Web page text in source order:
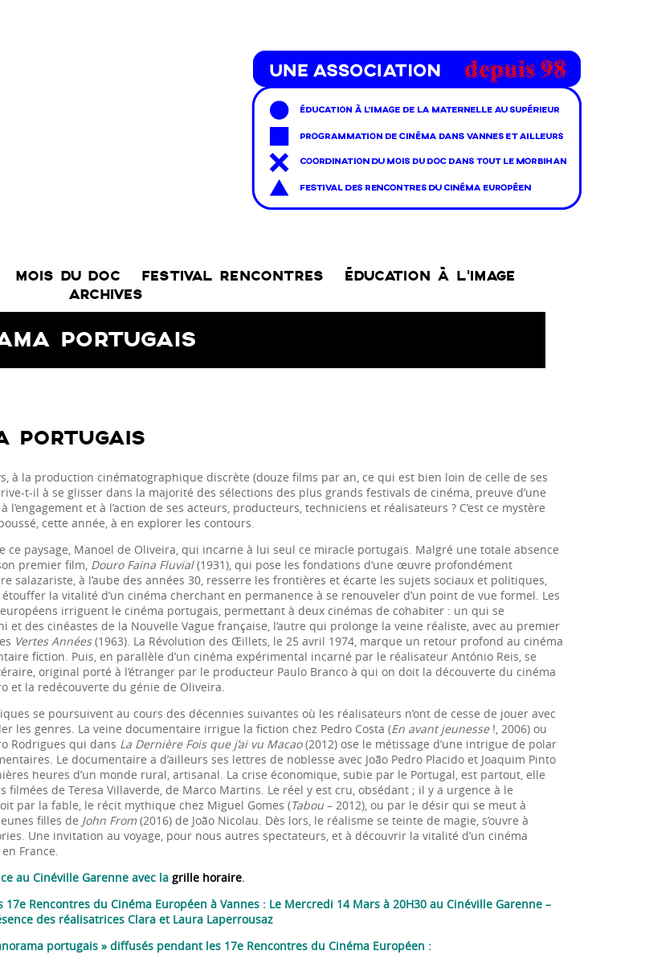
MOIS DU DOC FESTIVAL RENCONTRES
ÉDUCATION À L’IMAGE
ARCHIVES
PORTUGAIS
PORTUGAIS
à la production cinématographique discrète (douze films par an, ce qui est bien loin de celle de ses
t-il à se glisser dans la majorité des sélections des plus grands festivals de cinéma, preuve d’une
l’engagement et à l’action de ses acteurs, producteurs, techniciens et réalisateurs ? C’est ce mystère
cette année, à en explorer les contours.
ce paysage, Manoel de Oliveira, qui incarne à lui seul ce miracle portugais. Malgré une totale absence
premier film, Douro Faina Fluvial(1931), qui pose les fondations d’une œuvre profondément
salazariste, à l’aube des années 30, resserre les frontières et écarte les sujets sociaux et politiques,
la vitalité d’un cinéma cherchant en permanence à se renouveler d’un point de vue formel. Les
irriguent le cinéma portugais, permettant à deux cinémas de cohabiter : un qui se
et des cinéastes de la Nouvelle Vague française, l’autre qui prolonge la veine réaliste, avec au premier
Vertes Années(1963). La Révolution des Œillets, le 25 avril 1974, marque un retour profond au cinéma
fiction. Puis, en parallèle d’un cinéma expérimental incarné par le réalisateur António Reis, se
original porté à l’étranger par le producteur Paulo Branco à qui on doit la découverte du cinéma
et la redécouverte du génie de Oliveira.
se poursuivent au cours des décennies suivantes où les réalisateurs n’ont de cesse de jouer avec
les genres. La veine documentaire irrigue la fiction chez Pedro Costa (En avant jeunesse!, 2006) ou
Rodrigues qui dans La Dernière Fois que j’ai vu Macao(2012) ose le métissage d’une intrigue de polar
Le documentaire a d’ailleurs ses lettres de noblesse avec João Pedro Placido et Joaquim Pinto
heures d’un monde rural, artisanal. La crise économique, subie par le Portugal, est partout, elle
filmées de Teresa Villaverde, de Marco Martins. Le réel y est cru, obsédant ; il y a urgence à le
par la fable, le récit mythique chez Miguel Gomes (Tabou– 2012), ou par le désir qui se meut à
filles de John From(2016) de João Nicolau. Dès lors, le réalisme se teinte de magie, s’ouvre à
Une invitation au voyage, pour nous autres spectateurs, et à découvrir la vitalité d’un cinéma
France.
au Cinéville Garenne avec la grille horaire.
17e Rencontres du Cinéma Européen à Vannes : Le Mercredi 14 Mars à 20H30 au Cinéville Garenne –
des réalisatrices Clara et Laura Laperrousaz
portugais » diffusés pendant les 17e Rencontres du Cinéma Européen :